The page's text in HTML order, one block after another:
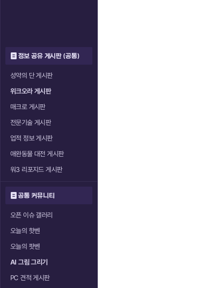
정보 공유 게시판 (공통)
성약의 단 게시판
위크오라 게시판
매크로 게시판
전문기술 게시판
업적 정보 게시판
애완동물 대전 게시판
워3 리포지드 게시판
공통 커뮤니티
오픈 이슈 갤러리
오늘의 핫벤
오늘의 팟벤
AI 그림 그리기
PC 견적 게시판